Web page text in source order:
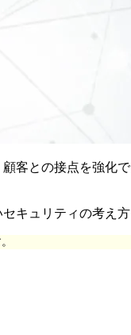
客との接点を強化
キュリティの考え